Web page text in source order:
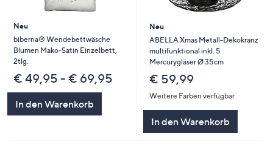
Neu
biberna® Wendebettwäsche
Blumen Mako-Satin Einzelbett,
2tlg.
€ 49,95 - € 69,95
In den Warenkorb
Neu
ABELLA Xmas Metall-Dekokranz
multifunktional inkl. 5
Mercurygläser Ø 35cm
€ 59,99
Weitere Farben verfügbar
In den Warenkorb